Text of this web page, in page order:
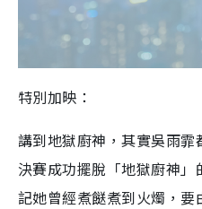
特別加映：
講到地獄廚神，其實吳雨
決賽成功擺脫「地獄廚神
記她曾經煮餸煮到火燭，